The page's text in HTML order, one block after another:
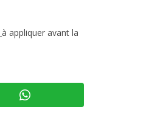
à appliquer avant la